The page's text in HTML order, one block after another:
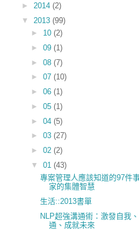
► 2014 (2)
▼ 2013 (99)
► 10 (2)
► 09 (1)
► 08 (7)
► 07 (10)
► 06 (1)
► 05 (1)
► 04 (5)
► 03 (27)
► 02 (2)
▼ 01 (43)
專案管理人應該知道的97件
家的集體智慧
生活::2013書單
NLP超強溝通術：激發自我
通、成就未來